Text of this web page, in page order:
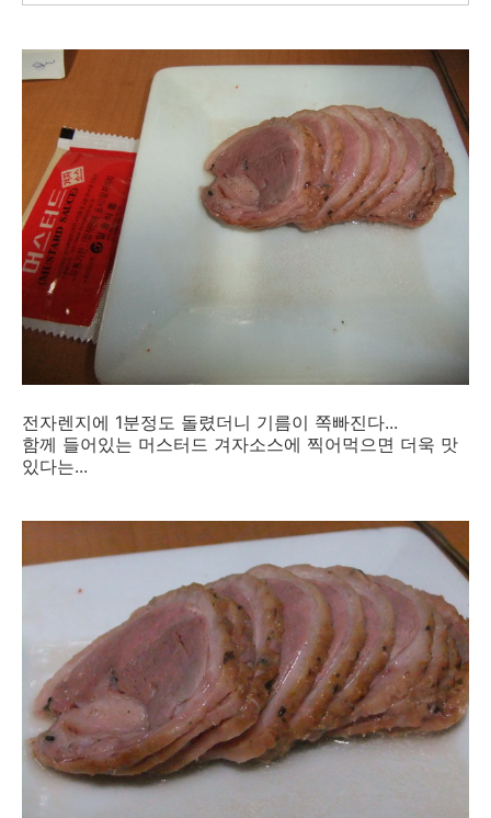
전자렌지에 1분정도 돌렸더니 기름이 쪽빠진다...
함께 들어있는 머스터드 겨자소스에 찍어먹으면 더욱 맛
있다는...